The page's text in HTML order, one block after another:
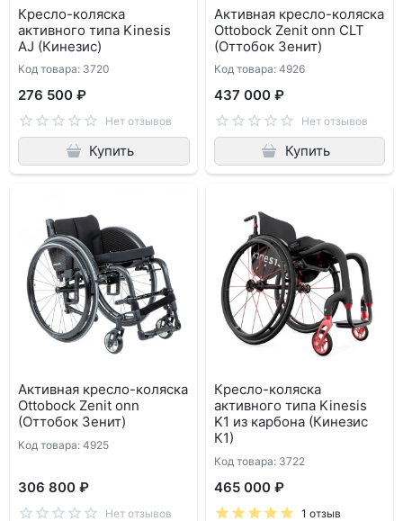
Кресло-коляска
активного типа Kinesis
AJ (Кинезис)
Код товара: 3720
276 500 ₽
Нет отзывов
Купить
Активная кресло-коляска
Ottobock Zenit onn CLT
(Оттобок Зенит)
Код товара: 4926
437 000 ₽
Нет отзывов
Купить
Активная кресло-коляска
Ottobock Zenit onn
(Оттобок Зенит)
Код товара: 4925
306 800 ₽
Нет отзывов
Кресло-коляска
активного типа Kinesis
K1 из карбона (Кинезис
К1)
Код товара: 3722
465 000 ₽
1 отзыв